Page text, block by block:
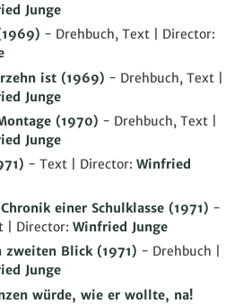
Junge
- Drehbuch, Text | Director:
ist (1969) - Drehbuch, Text |
Junge
(1970) - Drehbuch, Text |
Junge
- Text | Director: Winfried
einer Schulklasse (1971) -
| Director: Winfried Junge
zweiten Blick(1971) - Drehbuch |
Junge
würde, wie er wollte, na!